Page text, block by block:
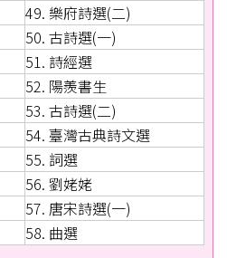
49. 樂府詩選(二)
50. 古詩選(一)
51. 詩經選
52. 陽羨書生
53. 古詩選(二)
54. 臺灣古典詩文選
55. 詞選
56. 劉姥姥
57. 唐宋詩選(一)
58. 曲選